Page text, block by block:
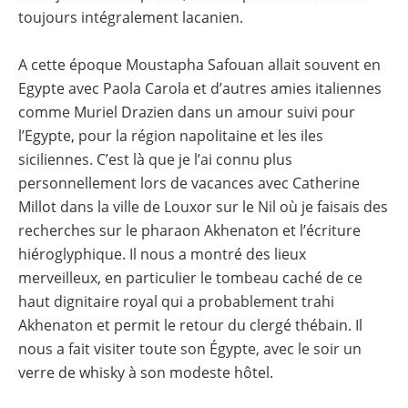
toujours intégralement lacanien.
A cette époque Moustapha Safouan allait souvent en
Egypte avec Paola Carola et d’autres amies italiennes
comme Muriel Drazien dans un amour suivi pour
l’Egypte, pour la région napolitaine et les iles
siciliennes. C’est là que je l’ai connu plus
personnellement lors de vacances avec Catherine
Millot dans la ville de Louxor sur le Nil où je faisais des
recherches sur le pharaon Akhenaton et l’écriture
hiéroglyphique. Il nous a montré des lieux
merveilleux, en particulier le tombeau caché de ce
haut dignitaire royal qui a probablement trahi
Akhenaton et permit le retour du clergé thébain. Il
nous a fait visiter toute son Égypte, avec le soir un
verre de whisky à son modeste hôtel.